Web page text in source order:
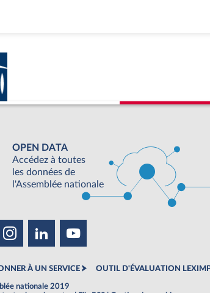
OPEN DATA
Accédez à toutes
les données de
l'Assemblée nationale
À UN SERVICE OUTIL D'ÉVALUATION
nationale 2019